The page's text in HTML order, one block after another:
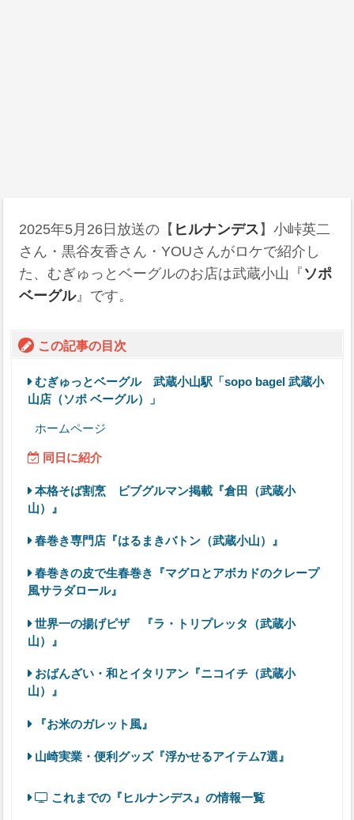
2025年5月26日 放送の【 ヒルナンデス 】小峠英二
さん・黒谷友香さん・YOUさんがロケで紹介し
た、むぎゅっとベーグルのお店は武蔵小山『 ソポ
ベーグル』です。
この記事の目次
むぎゅっとベーグル 武蔵小山駅「sopo bagel 武蔵小
山店（ソポ ベーグル）」
ホームページ
同日に紹介
本格そば割烹 ビブグルマン掲載『倉田（武蔵小
山）』
春巻き専門店『はるまきバトン（武蔵小山）』
春巻きの皮で生春巻き『マグロとアボカドのクレープ
風サラダロール』
世界一の揚げピザ 『ラ・トリプレッタ（武蔵小
山）』
おばんざい・和とイタリアン『ニコイチ（武蔵小
山）』
『お米のガレット風』
山崎実業・便利グッズ『浮かせるアイテム7選』
これまでの『ヒルナンデス』の情報一覧